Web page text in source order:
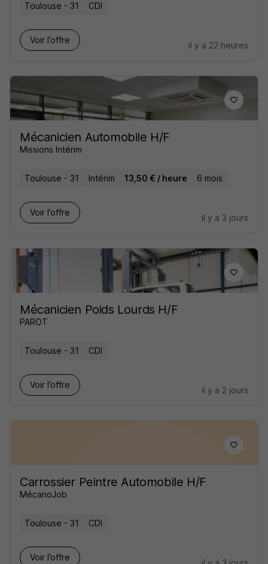
Toulouse - 31 CDI
Voir l’offre
il y a 22 heures
Mécanicien Automobile H/F
Missions Intérim
Toulouse - 31 Intérim 13,50 € / heure 6 mois
Voir l’offre
il y a 3 jours
Mécanicien Poids Lourds H/F
PAROT
Toulouse - 31 CDI
Voir l’offre
il y a 2 jours
Carrossier Peintre Automobile H/F
MécanoJob
Toulouse - 31 CDI
Voir l’offre